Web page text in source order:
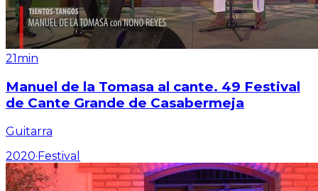
21min
Manuel de la Tomasa al cante. 49 Festival
de Cante Grande de Casabermeja
Guitarra
2020·Festival